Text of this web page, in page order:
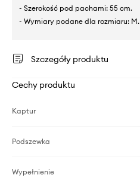
- Szerokość pod pachami: 55 cm.
- Wymiary podane dla rozmiaru: M.
Szczegóły produktu
Cechy produktu
Kaptur
Podszewka
Wypełnienie